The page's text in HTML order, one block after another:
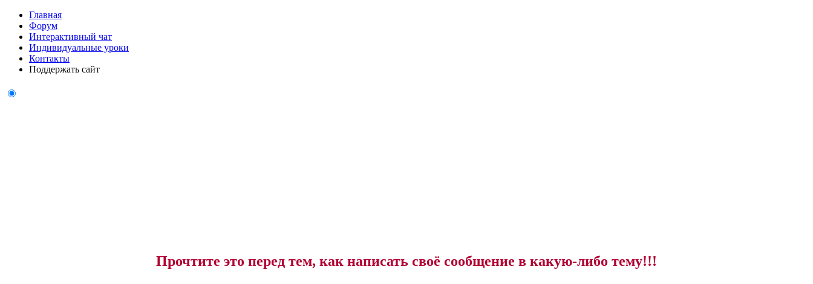
Главная
Форум
Интерактивный чат
Индивидуальные уроки
Контакты
Поддержать сайт
Прочтите это перед тем, как написать своё сообщение в какую-либо тему!!!